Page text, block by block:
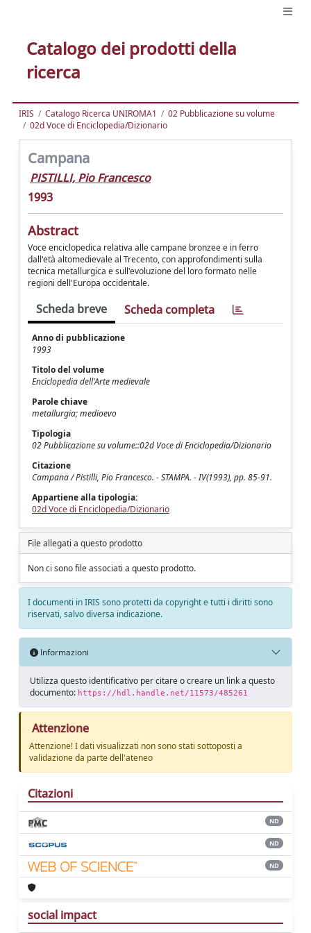
Catalogo dei prodotti della
ricerca
IRIS Catalogo Ricerca UNIROMA1
02 Pubblicazione su volume
02d Voce di Enciclopedia/Dizionario
Campana
PISTILLI, Pio Francesco
1993
Abstract
Voce enciclopedica relativa alle campane bronzee e in ferro
dall'età altomedievale al Trecento, con approfondimenti sulla
tecnica metallurgica e sull'evoluzione del loro formato nelle
regioni dell'Europa occidentale.
Scheda breve Scheda completa
Anno di pubblicazione
1993
Titolo del volume
Enciclopedia dell'Arte medievale
Parole chiave
metallurgia; medioevo
Tipologia
02 Pubblicazione su volume::02d Voce di Enciclopedia/Dizionario
Citazione
Campana / Pistilli, Pio Francesco. - STAMPA. - IV(1993), pp. 85-91.
Appartiene alla tipologia:
02d Voce di Enciclopedia/Dizionario
File allegati a questo prodotto
Non ci sono file associati a questo prodotto.
I documenti in IRIS sono protetti da copyright e tutti i diritti sono
riservati, salvo diversa indicazione.
Informazioni
Utilizza questo identificativo per citare o creare un link a questo
documento: https://hdl.handle.net/11573/485261
Attenzione
Attenzione! I dati visualizzati non sono stati sottoposti a
validazione da parte dell'ateneo
Citazioni
ND
ND
ND
social impact